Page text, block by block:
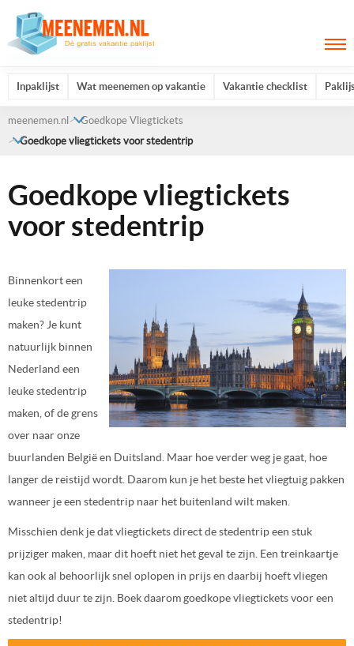
Inpaklijst Wat meenemen op vakantie Vakantie checklist
meenemen.nl
Goedkope Vliegtickets
Goedkope vliegtickets voor stedentrip
Goedkope vliegtickets
voor stedentrip
Binnenkort een
leuke stedentrip
maken? Je kunt
natuurlijk binnen
Nederland een
leuke stedentrip
maken, of de grens
over naar onze
buurlanden België en Duitsland. Maar hoe verder weg je gaat, hoe
langer de reistijd wordt. Daarom kun je het beste het vliegtuig pakken
wanneer je een stedentrip naar het buitenland wilt maken.
Misschien denk je dat vliegtickets direct de stedentrip een stuk
prijziger maken, maar dit hoeft niet het geval te zijn. Een treinkaartje
kan ook al behoorlijk snel oplopen in prijs en daarbij hoeft vliegen
niet altijd duur te zijn. Boek daarom goedkope vliegtickets voor een
stedentrip!